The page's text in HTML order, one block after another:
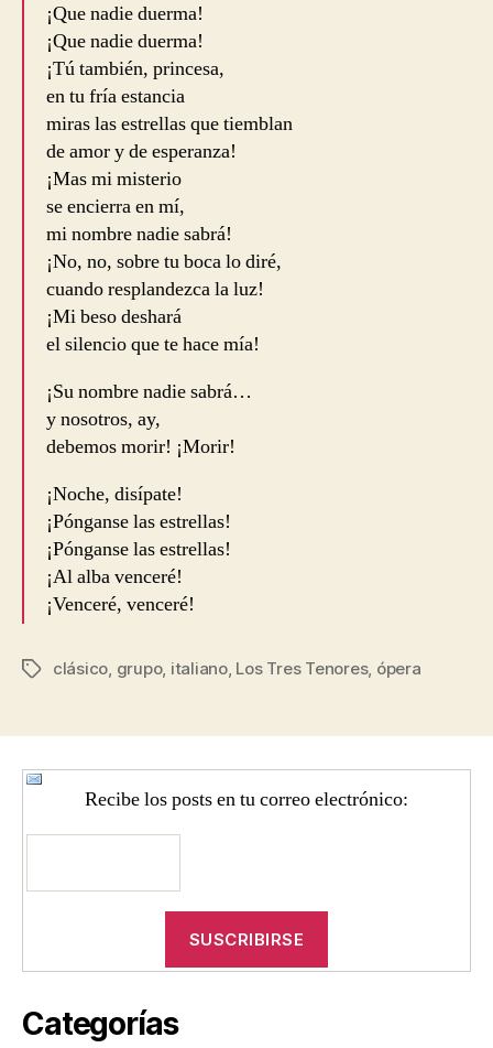
¡Que nadie duerma!
¡Que nadie duerma!
¡Tú también, princesa,
en tu fría estancia
miras las estrellas que tiemblan
de amor y de esperanza!
¡Mas mi misterio
se encierra en mí,
mi nombre nadie sabrá!
¡No, no, sobre tu boca lo diré,
cuando resplandezca la luz!
¡Mi beso deshará
el silencio que te hace mía!
¡Su nombre nadie sabrá…
y nosotros, ay,
debemos morir! ¡Morir!
¡Noche, disípate!
¡Pónganse las estrellas!
¡Pónganse las estrellas!
¡Al alba venceré!
¡Venceré, venceré!
Etiquetas
clásico, grupo, italiano, Los Tres Tenores, ópera
Recibe los posts en tu correo electrónico:
Categorías